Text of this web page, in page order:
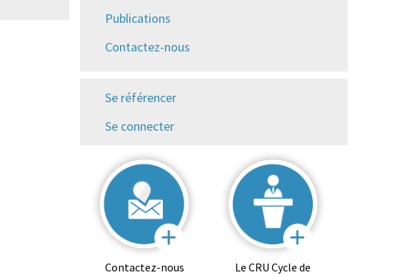
Publications
Contactez-nous
Se référencer
Se connecter
Contactez-nous
Le CRU Cycle de